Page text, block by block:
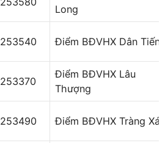
Long
253540 Điểm BĐVHX Dân Tiến
253370
Điểm BĐVHX Lâu
Thượng
253490 Điểm BĐVHX Tràng Xá